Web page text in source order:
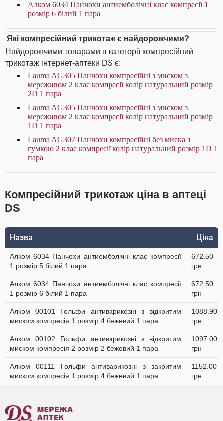
Алком 6034 Панчохи антиемболічні клас компресії 1
розмір 6 білий 1 пара
Які компресійний трикотаж є найдорожчими?
Найдорожчими товарами в категорії компресійний
трикотаж інтернет-аптеки DS є:
Lauma AG305 Панчохи компресійні з миском з
мереживом 2 клас компресії колір натуральний розмір
2D 1 пара
Lauma AG305 Панчохи компресійні з миском з
мереживом 2 клас компресії колір натуральний розмір
1D 1 пара
Lauma AG307 Панчохи компресійні без миска з
гумкою 2 клас компресії колір натуральний розмір 1D 1
пара
Компресійний трикотаж ціна в аптеці
DS
Назва Ціна
Алком 6034 Панчохи антиемболічні клас компресії
1 розмір 5 білий 1 пара
672.50
грн
Алком 6034 Панчохи антиемболічні клас компресії
1 розмір 6 білий 1 пара
672.50
грн
Алком 00101 Гольфи антиварикозні з відкритим
миском компресія 1 розмір 4 бежевий 1 пара
1088.90
грн
Алком 00102 Гольфи антиварикозні з відкритим
миском компресія 2 розмір 2 бежевий 1 пара
1097.00
грн
Алком 00111 Гольфи антиварикозні з закритим
миском компресія 1 розмір 4 бежевий 1 пара
1152.00
грн